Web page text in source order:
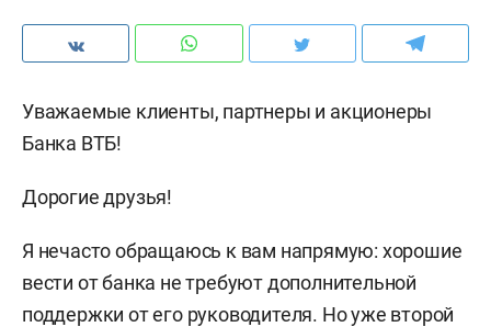
Уважаемые клиенты, партнеры и акционеры
Банка ВТБ!
Дорогие друзья!
Я нечасто обращаюсь к вам напрямую: хорошие
вести от банка не требуют дополнительной
поддержки от его руководителя. Но уже второй